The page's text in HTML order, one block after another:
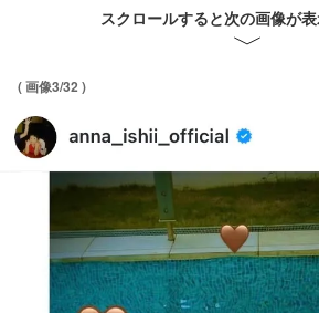
スクロールすると次の画像が
( 画像3/32 )